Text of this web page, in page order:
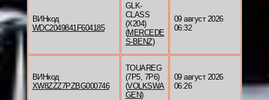
ВИНкод
WDC2049841F604185
GLK-
CLASS
(X204)
(MERCEDE
S-BENZ)
09 август 2026
06:32
ВИНкод
XW8ZZZ7PZBG000746
TOUAREG
(7P5, 7P6)
(VOLKSWA
GEN)
09 август 2026
06:26